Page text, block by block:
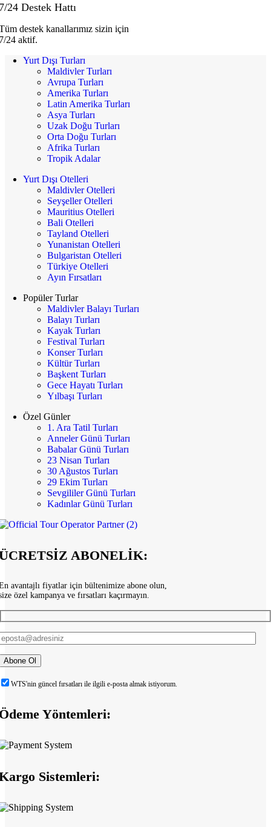
24 Destek Hattı
destek kanallarımız sizin için
24 aktif.
Yurt Dışı Turları
Maldivler Turları
Avrupa Turları
Amerika Turları
Latin Amerika Turları
Asya Turları
Uzak Doğu Turları
Orta Doğu Turları
Afrika Turları
Tropik Adalar
Yurt Dışı Otelleri
Maldivler Otelleri
Seyşeller Otelleri
Mauritius Otelleri
Bali Otelleri
Tayland Otelleri
Yunanistan Otelleri
Bulgaristan Otelleri
Türkiye Otelleri
Ayın Fırsatları
Popüler Turlar
Maldivler Balayı Turları
Balayı Turları
Kayak Turları
Festival Turları
Konser Turları
Kültür Turları
Başkent Turları
Gece Hayatı Turları
Yılbaşı Turları
Özel Günler
1. Ara Tatil Turları
Anneler Günü Turları
Babalar Günü Turları
23 Nisan Turları
30 Ağustos Turları
29 Ekim Turları
Sevgililer Günü Turları
Kadınlar Günü Turları
ABONELİK:
avantajlı fiyatlar için bültenimize abone olun,
özel kampanya ve fırsatları kaçırmayın.
WTS'nin güncel fırsatları ile ilgili e-posta almak istiyorum.
Yöntemleri:
Sistemleri: